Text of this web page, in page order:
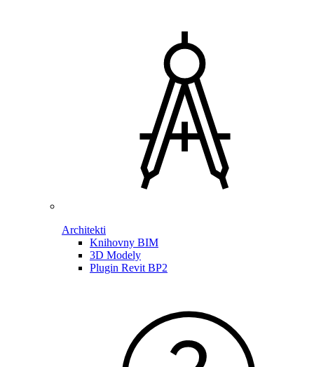
Architekti
Knihovny BIM
3D Modely
Plugin Revit BP2